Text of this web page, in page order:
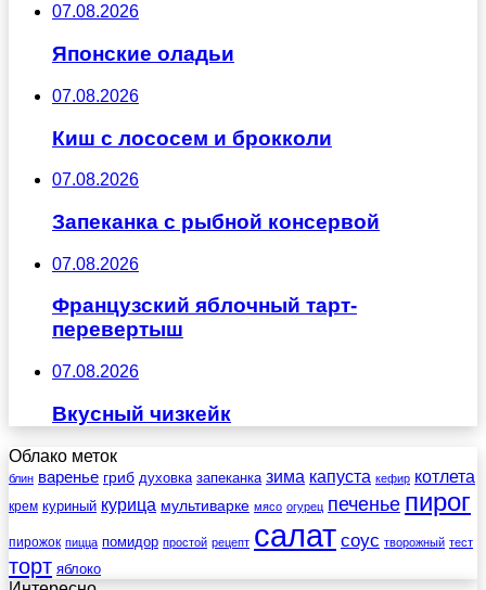
07.08.2026
Японские оладьи
07.08.2026
Киш с лососем и брокколи
07.08.2026
Запеканка с рыбной консервой
07.08.2026
Французский яблочный тарт-
перевертыш
07.08.2026
Вкусный чизкейк
Облако меток
блин варенье гриб духовка запеканка зима капуста кефир котлета
крем куриный курица мультиварке мясо огурец печенье пирог
пирожок пицца помидор простой рецепт салат соус творожный тест
торт яблоко